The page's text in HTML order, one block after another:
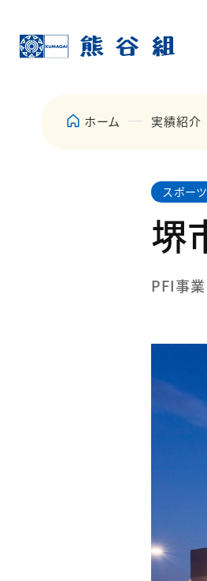
ホーム 実績紹介
スポー
堺
PFI事業